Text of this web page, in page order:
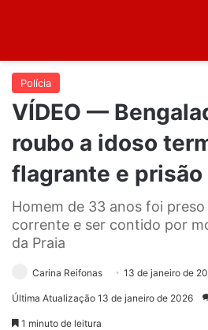
Polícia
VÍDEO —
roubo a idoso
flagrante e prisão
Homem de 33 anos foi
corrente e ser contido por
da Praia
Carina Reifonas 13 de janeiro de
Última Atualização 13 de janeiro de 2026
1 minuto de leitura